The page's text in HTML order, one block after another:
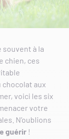
souvent à la
chien, ces
chocolat aux
voici les six
votre
N’oublions
guérir !